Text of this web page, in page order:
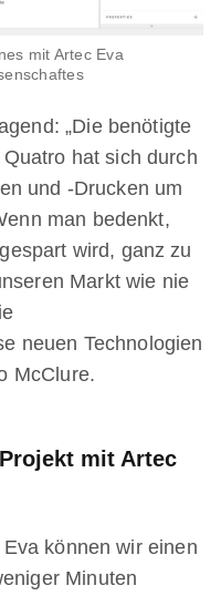
mit Artec Eva
„Die benötigte
hat sich durch
und -Drucken um
man bedenkt,
wird, ganz zu
Markt wie nie
neuen Technologien
McClure.
mit Artec
Eva können wir einen
Minuten